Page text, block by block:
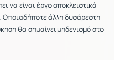
να είναι έργο αποκλειστικά
άλλη δυσάρεστη
θα σημαίνει μηδενισμό στο